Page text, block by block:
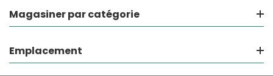
Magasiner par catégorie
Emplacement